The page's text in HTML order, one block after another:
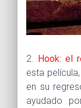
2. Hook: el
esta
en su
ayudado